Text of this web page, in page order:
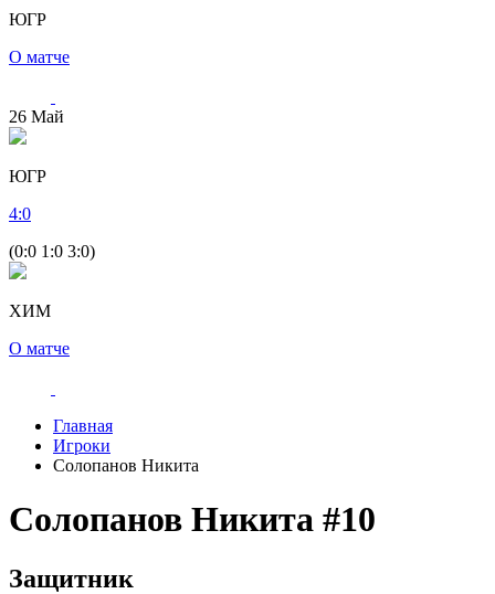
ЮГР
О матче
26 Май
ЮГР
4:0
(0:0 1:0 3:0)
ХИМ
О матче
Главная
Игроки
Солопанов Никита
Солопанов Никита #10
Защитник